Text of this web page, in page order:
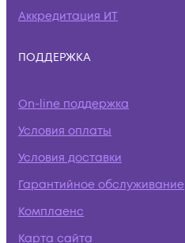
Аккредитация ИТ
ПОДДЕРЖКА
On-line поддержка
Условия оплаты
Условия доставки
Гарантийное обслуживание
Комплаенс
Карта сайта